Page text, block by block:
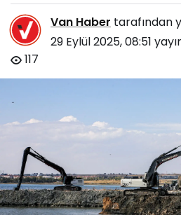
Van Haber tarafından
29 Eylül 2025, 08:51
117